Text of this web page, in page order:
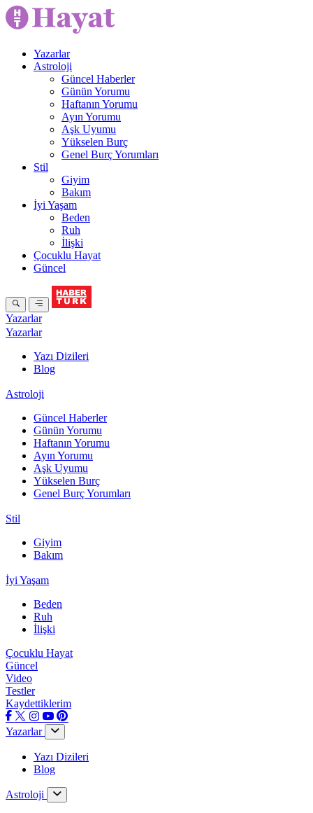
Yazarlar
Astroloji
Güncel Haberler
Günün Yorumu
Haftanın Yorumu
Ayın Yorumu
Aşk Uyumu
Yükselen Burç
Genel Burç Yorumları
Stil
Giyim
Bakım
İyi Yaşam
Beden
Ruh
İlişki
Çocuklu Hayat
Güncel
Yazarlar
Yazarlar
Yazı Dizileri
Blog
Astroloji
Güncel Haberler
Günün Yorumu
Haftanın Yorumu
Ayın Yorumu
Aşk Uyumu
Yükselen Burç
Genel Burç Yorumları
Stil
Giyim
Bakım
İyi Yaşam
Beden
Ruh
İlişki
Çocuklu Hayat
Güncel
Video
Testler
Kaydettiklerim
Yazarlar
Yazı Dizileri
Blog
Astroloji